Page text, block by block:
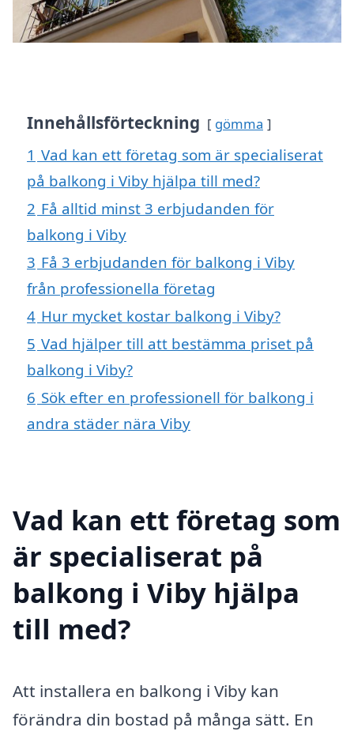
Innehållsförteckning gömma
1 Vad kan ett företag som är specialiserat
på balkong i Viby hjälpa till med?
2 Få alltid minst 3 erbjudanden för
balkong i Viby
3 Få 3 erbjudanden för balkong i Viby
från professionella företag
4 Hur mycket kostar balkong i Viby?
5 Vad hjälper till att bestämma priset på
balkong i Viby?
6 Sök efter en professionell för balkong i
andra städer nära Viby
Vad kan ett företag som
är specialiserat på
balkong i Viby hjälpa
till med?
Att installera en balkong i Viby kan
förändra din bostad på många sätt. En